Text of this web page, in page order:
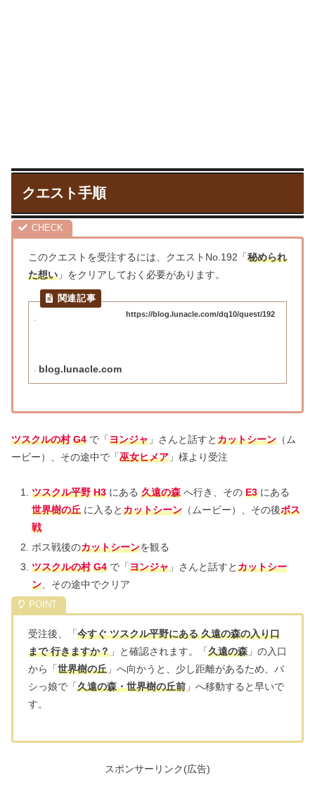
クエスト手順
このクエストを受注するには、クエストNo.192「秘められ
た想い 」をクリアしておく必要があります。
https://blog.lunacle.com/dq10/quest/192
blog.lunacle.com
ツスクルの村 G4 で「ヨンジャ 」さんと話すとカットシーン （ム
ービー）、その途中で「巫女ヒメア 」様より受注
ツスクル平野 H3にある 久遠の森へ行き、その E3にある
世界樹の丘に入るとカットシーン（ムービー）、その後ボス
戦
ボス戦後のカットシーンを観る
ツスクルの村 G4で「ヨンジャ」さんと話すとカットシー
ン、その途中でクリア
受注後、「今すぐ ツスクル平野にある 久遠の森の入り口
まで 行きますか？ 」と確認されます。「久遠の森 」の入口
から「世界樹の丘 」へ向かうと、少し距離があるため、バ
シっ娘で「久遠の森・世界樹の丘前 」へ移動すると早いで
す。
スポンサーリンク(広告)